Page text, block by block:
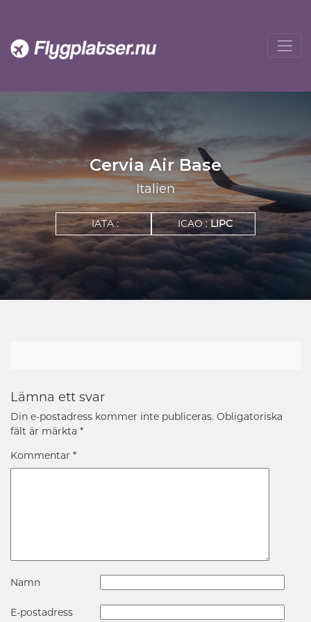
Cervia Air Base
Italien
IATA : ICAO :LIPC
Lämna ett svar
Din e-postadress kommer inte publiceras. Obligatoriska
fält är märkta *
Kommentar *
Namn
E-postadress